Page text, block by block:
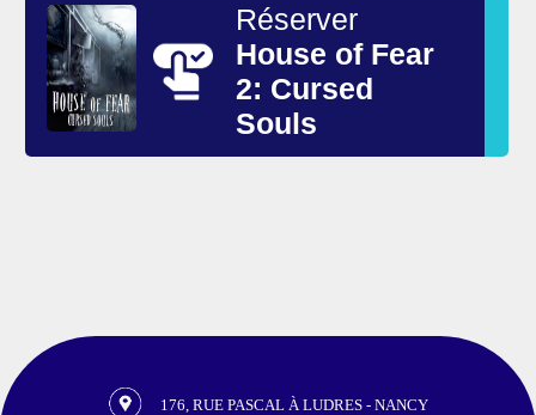
Réserver
House of Fear
2: Cursed
Souls
176, RUE PASCAL À LUDRES - NANCY